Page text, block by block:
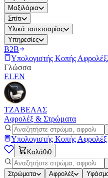
Μαξιλάρια
Σπίτι
Υλικά ταπετσαρίας
Υπηρεσίες
Β2Β
Υπολογιστής Κοπής Αφρολέξ
Γλώσσα
ELEN
ΤΖΑΒΕΛΑΣ
Αφρολέξ & Στρώματα
Υπολογιστής Κοπής Αφρολέξ
Καλάθι0
Στρώματα
Αφρολέξ